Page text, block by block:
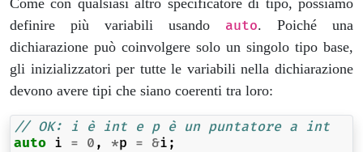
Come con qualsiasi altro specificatore di tipo, possiamo
definire più variabili usando auto. Poiché una
dichiarazione può coinvolgere solo un singolo tipo base,
gli inizializzatori per tutte le variabili nella dichiarazione
devono avere tipi che siano coerenti tra loro:
// OK: i è int e p è un puntatore a int
auto i = 0 , *p = &i ;